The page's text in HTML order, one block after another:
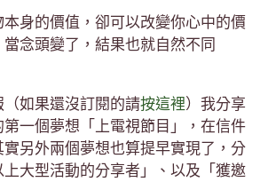
身的價值，卻可以改變你心中的價
念頭變了，結果也就自然不同
如果還沒訂閱的請按這裡）我分享
一個夢想「上電視節目」，在信件
另外兩個夢想也算提早實現了，分
大型活動的分享者」、以及「獲邀